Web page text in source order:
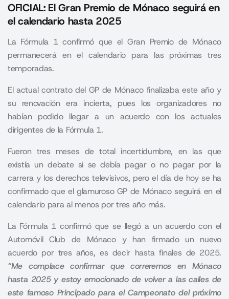
OFICIAL: El Gran Premio de Mónaco seguirá en
el calendario hasta 2025
La Fórmula 1 confirmó que el Gran Premio de Mónaco
permanecerá en el calendario para las próximas tres
temporadas.
El actual contrato del GP de Mónaco finalizaba este año y
su renovación era incierta, pues los organizadores no
habían podido llegar a un acuerdo con los actuales
dirigentes de la Fórmula 1.
Fueron tres meses de total incertidumbre, en las que
existía un debate si se debía pagar o no pagar por la
carrera y los derechos televisivos, pero el día de hoy se ha
confirmado que el glamuroso GP de Mónaco seguirá en el
calendario para al menos por tres año más.
La Fórmula 1 confirmó que se llegó a un acuerdo con el
Automóvil Club de Mónaco y han firmado un nuevo
acuerdo por tres años, es decir hasta finales de 2025.
“Me complace confirmar que correremos en Mónaco
hasta 2025 y estoy emocionado de volver a las calles de
este famoso Principado para el Campeonato del próximo